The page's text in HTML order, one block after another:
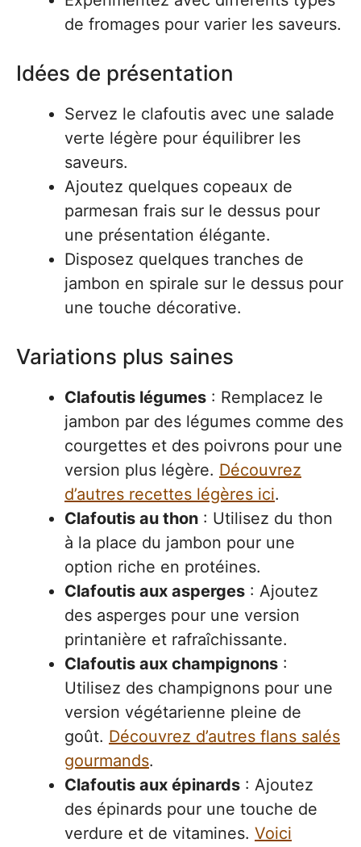
de fromages pour varier les saveurs.
Idées de présentation
Servez le clafoutis avec une salade
verte légère pour équilibrer les
saveurs.
Ajoutez quelques copeaux de
parmesan frais sur le dessus pour
une présentation élégante.
Disposez quelques tranches de
jambon en spirale sur le dessus pour
une touche décorative.
Variations plus saines
Clafoutis légumes : Remplacez le
jambon par des légumes comme des
courgettes et des poivrons pour une
version plus légère. Découvrez
d’autres recettes légères ici.
Clafoutis au thon : Utilisez du thon
à la place du jambon pour une
option riche en protéines.
Clafoutis aux asperges : Ajoutez
des asperges pour une version
printanière et rafraîchissante.
Clafoutis aux champignons :
Utilisez des champignons pour une
version végétarienne pleine de
goût. Découvrez d’autres flans salés
gourmands.
Clafoutis aux épinards : Ajoutez
des épinards pour une touche de
verdure et de vitamines. Voici